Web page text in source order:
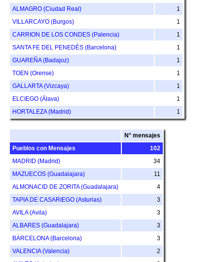
ALMAGRO (Ciudad Real)
1
VILLARCAYO (Burgos)
1
CARRION DE LOS CONDES (Palencia)
1
SANTA FE DEL PENEDÈS (Barcelona)
1
GUAREÑA (Badajoz)
1
TOEN (Orense)
1
GALLARTA (Vizcaya)
1
ELCIEGO (Álava)
1
HORTALEZA (Madrid)
1
N° mensajes
Pueblos con Mensajes
102
MADRID (Madrid)
34
MAZUECOS (Guadalajara)
11
ALMONACID DE ZORITA (Guadalajara)
4
TAPIA DE CASARIEGO (Asturias)
3
AVILA (Avila)
3
ALBARES (Guadalajara)
3
BARCELONA (Barcelona)
3
VALENCIA (Valencia)
2